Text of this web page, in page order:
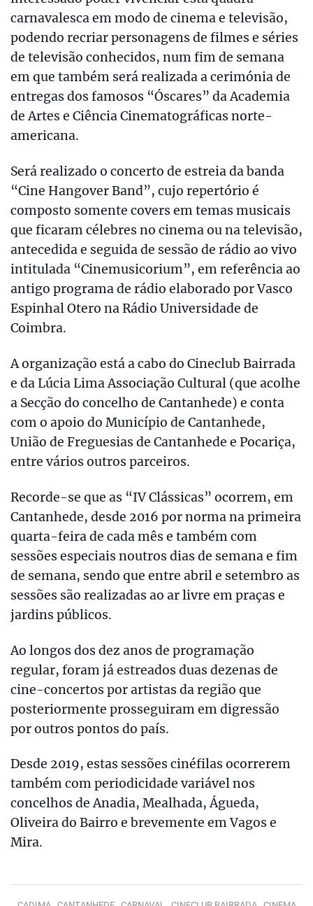
carnavalesca em modo de cinema e televisão,
podendo recriar personagens de filmes e séries
de televisão conhecidos, num fim de semana
em que também será realizada a cerimónia de
entregas dos famosos “Óscares” da Academia
de Artes e Ciência Cinematográficas norte-
americana.
Será realizado o concerto de estreia da banda
“Cine Hangover Band”, cujo repertório é
composto somente covers em temas musicais
que ficaram célebres no cinema ou na televisão,
antecedida e seguida de sessão de rádio ao vivo
intitulada “Cinemusicorium”, em referência ao
antigo programa de rádio elaborado por Vasco
Espinhal Otero na Rádio Universidade de
Coimbra.
A organização está a cabo do Cineclub Bairrada
e da Lúcia Lima Associação Cultural (que acolhe
a Secção do concelho de Cantanhede) e conta
com o apoio do Município de Cantanhede,
União de Freguesias de Cantanhede e Pocariça,
entre vários outros parceiros.
Recorde-se que as “IV Clássicas” ocorrem, em
Cantanhede, desde 2016 por norma na primeira
quarta-feira de cada mês e também com
sessões especiais noutros dias de semana e fim
de semana, sendo que entre abril e setembro as
sessões são realizadas ao ar livre em praças e
jardins públicos.
Ao longos dos dez anos de programação
regular, foram já estreados duas dezenas de
cine-concertos por artistas da região que
posteriormente prosseguiram em digressão
por outros pontos do país.
Desde 2019, estas sessões cinéfilas ocorrerem
também com periodicidade variável nos
concelhos de Anadia, Mealhada, Águeda,
Oliveira do Bairro e brevemente em Vagos e
Mira.